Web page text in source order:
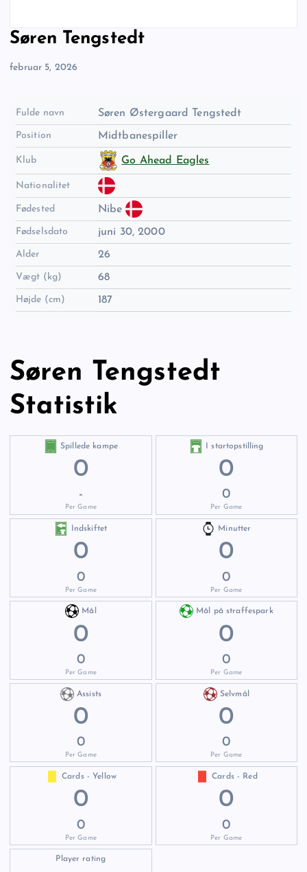
Søren Tengstedt
februar 5, 2026
Fulde navn Søren Østergaard Tengstedt
Position Midtbanespiller
Klub Go Ahead Eagles
Nationalitet
Fødested Nibe
Fødselsdato juni 30, 2000
Alder 26
Vægt (kg) 68
Højde (cm) 187
Søren Tengstedt
Statistik
Spillede kampe
0
-
Per Game
I startopstilling
0
0
Per Game
Indskiftet
0
0
Per Game
Minutter
0
0
Per Game
Mål
0
0
Per Game
Mål på straffespark
0
0
Per Game
Assists
0
0
Per Game
Selvmål
0
0
Per Game
Cards - Yellow
0
0
Per Game
Cards - Red
0
0
Per Game
Player rating